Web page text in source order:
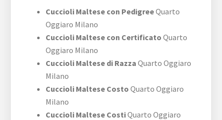
Cuccioli Maltese con PedigreeQuarto
Oggiaro Milano
Cuccioli Maltese con Certificato Quarto
Oggiaro Milano
Cuccioli Maltese di Razza Quarto Oggiaro
Milano
Cuccioli Maltese Costo Quarto Oggiaro
Milano
Cuccioli Maltese CostiQuarto Oggiaro